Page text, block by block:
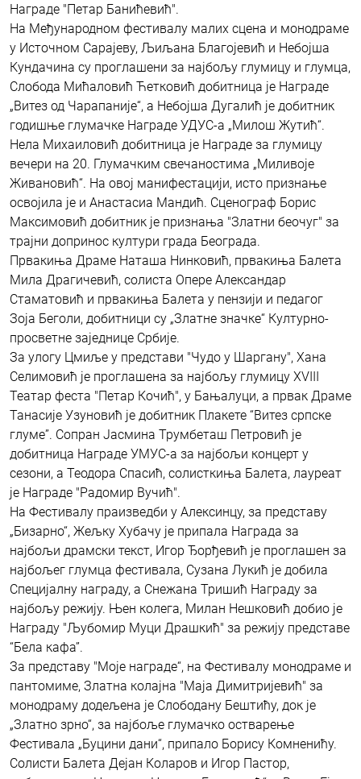
Награде "Петар Банићевић".
На Међународном фестивалу малих сцена и монодраме
у Источном Сарајеву, Љиљана Благојевић и Небојша
Кундачина су проглашени за најбољу глумицу и глумца,
Слобода Мићаловић Ћетковић добитница је Награде
„Витез од Чарапаније“, а Небојша Дугалић је добитник
годишње глумачке Награде УДУС-а „Милош Жутић“.
Нела Михаиловић добитница је Награде за глумицу
вечери на 20. Глумачким свечаностима „Миливоје
Живановић“. На овој манифестацији, исто признање
освојила је и Анастасиа Мандић. Сценограф Борис
Максимовић добитник је признања "Златни беочуг" за
трајни допринос култури града Београда.
Првакиња Драме Наташа Нинковић, првакиња Балета
Мила Драгичевић, солиста Опере Александар
Стаматовић и првакиња Балета у пензији и педагог
Зоја Беголи, добитници су „Златне значке“ Културно-
просветне заједнице Србије.
За улогу Цмиље у представи "Чудо у Шаргану", Хана
Селимовић је проглашена за најбољу глумицу XVIII
Театар феста "Петар Кочић", у Бањалуци, а првак Драме
Танасије Узуновић је добитник Плакете “Витез српске
глуме”. Сопран Јасмина Трумбеташ Петровић је
добитница Награде УМУС-а за најбољи концерт у
сезони, а Теодора Спасић, солисткиња Балета, лауреат
је Награде "Радомир Вучић".
На Фестивалу праизведби у Алексинцу, за представу
„Бизарно“, Жељку Хубачу је припала Награда за
најбољи драмски текст, Игор Ђорђевић је проглашен за
најбољег глумца фестивала, Сузана Лукић је добила
Специјалну награду, а Снежана Тришић Награду за
најбољу режију. Њен колега, Милан Нешковић добио је
Награду "Љубомир Муци Драшкић" за режију представе
“Бела кафа”.
За представу "Моје награде“, на Фестивалу монодраме и
пантомиме, Златна колајна "Маја Димитријевић" за
монодраму додељена је Слободану Бештићу, док је
„Златно зрно“, за најбоље глумачко остварење
Фестивала „Буцини дани“, припало Борису Комненићу.
Солисти Балета Дејан Коларов и Игор Пастор,